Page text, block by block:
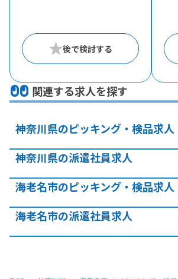
関連する求人を探す
神奈川県のピッキング・検品求人
神奈川県の派遣社員求人
海老名市のピッキング・検品求人
海老名市の派遣社員求人